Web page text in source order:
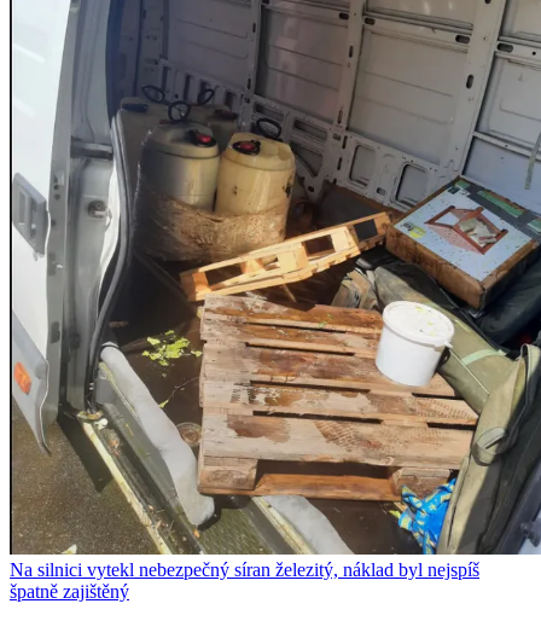
Na silnici vytekl nebezpečný síran železitý, náklad byl nejspíš
špatně zajištěný